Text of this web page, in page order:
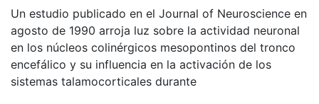
Un estudio publicado en el Journal of Neuroscience en
agosto de 1990 arroja luz sobre la actividad neuronal
en los núcleos colinérgicos mesopontinos del tronco
encefálico y su influencia en la activación de los
sistemas talamocorticales durante